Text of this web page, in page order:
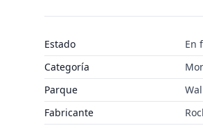
Estado
En
Categoría
Parque
Fabricante